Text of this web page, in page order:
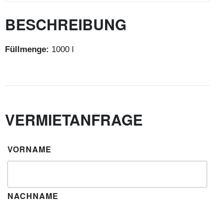
BESCHREIBUNG
Füllmenge: 1000 l
VERMIETANFRAGE
VORNAME
NACHNAME